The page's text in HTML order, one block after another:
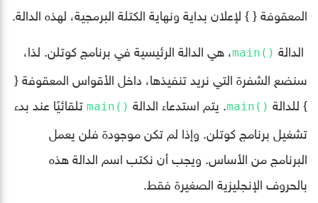
المعقوفة { } لإعلان بداية ونهاية الكتلة البرمجية، لهذه الدالة.
الدالة ()main
، هي الدالة الرئيسية في برنامج كوتلن. لذا،
سنضع الشفرة التي نريد تنفيذها، داخل الأقواس المعقوفة {
} للدالة ()main . يتم استدعاء الدالة ()main
تلقائيًا عند بدء
تشغيل برنامج كوتلن. وإذا لم تكن موجودة فلن يعمل
البرنامج من الأساس. ويجب أن نكتب اسم الدالة هذه
بالحروف الإنجليزية الصغيرة فقط.